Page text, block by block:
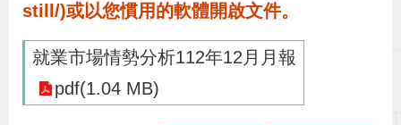
still/)或以您慣用的軟體開啟文件。
就業市場情勢分析112年12月月報
pdf(1.04 MB)